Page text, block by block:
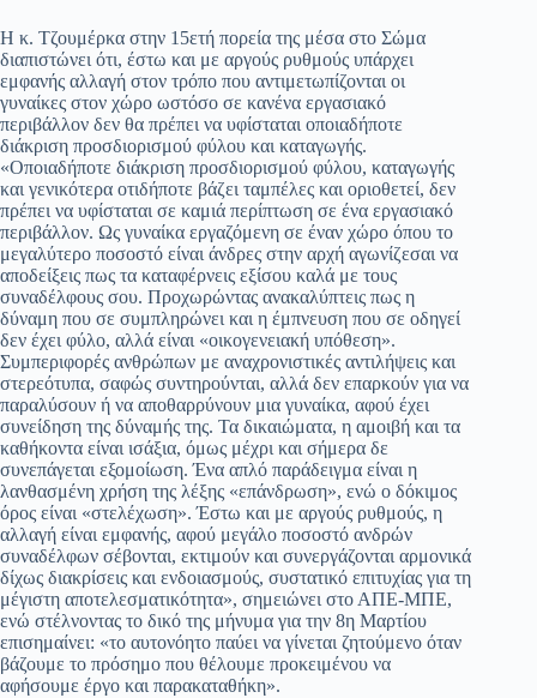
Η κ. Τζουμέρκα στην 15ετή πορεία της μέσα στο Σώμα
διαπιστώνει ότι, έστω και με αργούς ρυθμούς υπάρχει
εμφανής αλλαγή στον τρόπο που αντιμετωπίζονται οι
γυναίκες στον χώρο ωστόσο σε κανένα εργασιακό
περιβάλλον δεν θα πρέπει να υφίσταται οποιαδήποτε
διάκριση προσδιορισμού φύλου και καταγωγής.
«Οποιαδήποτε διάκριση προσδιορισμού φύλου, καταγωγής
και γενικότερα οτιδήποτε βάζει ταμπέλες και οριοθετεί, δεν
πρέπει να υφίσταται σε καμιά περίπτωση σε ένα εργασιακό
περιβάλλον. Ως γυναίκα εργαζόμενη σε έναν χώρο όπου το
μεγαλύτερο ποσοστό είναι άνδρες στην αρχή αγωνίζεσαι να
αποδείξεις πως τα καταφέρνεις εξίσου καλά με τους
συναδέλφους σου. Προχωρώντας ανακαλύπτεις πως η
δύναμη που σε συμπληρώνει και η έμπνευση που σε οδηγεί
δεν έχει φύλο, αλλά είναι «οικογενειακή υπόθεση».
Συμπεριφορές ανθρώπων με αναχρονιστικές αντιλήψεις και
στερεότυπα, σαφώς συντηρούνται, αλλά δεν επαρκούν για να
παραλύσουν ή να αποθαρρύνουν μια γυναίκα, αφού έχει
συνείδηση της δύναμής της. Τα δικαιώματα, η αμοιβή και τα
καθήκοντα είναι ισάξια, όμως μέχρι και σήμερα δε
συνεπάγεται εξομοίωση. Ένα απλό παράδειγμα είναι η
λανθασμένη χρήση της λέξης «επάνδρωση», ενώ ο δόκιμος
όρος είναι «στελέχωση». Έστω και με αργούς ρυθμούς, η
αλλαγή είναι εμφανής, αφού μεγάλο ποσοστό ανδρών
συναδέλφων σέβονται, εκτιμούν και συνεργάζονται αρμονικά
δίχως διακρίσεις και ενδοιασμούς, συστατικό επιτυχίας για τη
μέγιστη αποτελεσματικότητα», σημειώνει στο ΑΠΕ-ΜΠΕ,
ενώ στέλνοντας το δικό της μήνυμα για την 8η Μαρτίου
επισημαίνει: «το αυτονόητο παύει να γίνεται ζητούμενο όταν
βάζουμε το πρόσημο που θέλουμε προκειμένου να
αφήσουμε έργο και παρακαταθήκη».